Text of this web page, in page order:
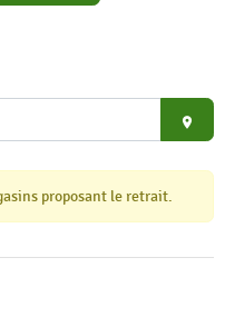
place
proposant le retrait.